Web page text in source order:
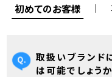
初めてのお客様
取扱いブランド
は可能でしょう